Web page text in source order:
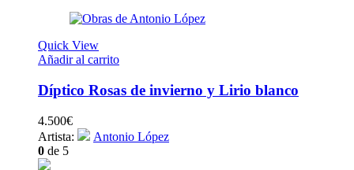
Quick View
Añadir al carrito
Díptico Rosas de invierno y Lirio blanco
4.500€
Artista:
Antonio López
0 de 5